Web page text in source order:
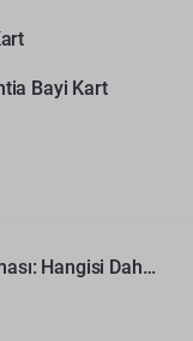
Bayi Kart
Gazbeton, Tuğla ve Bims Karşılaştırması: Hangisi Daha Avantajlı?